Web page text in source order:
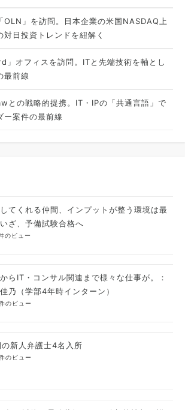
OLN」を訪問。日本企業の米国NASDAQ上
日投資トレンドを紐解く
」オフィスを訪問。ITと先端技術を軸とし
最前線
との戦略的提携。IT・IPの「共通言語」で
ー案件の最前線
てくれる仲間、インプットが整う環境は最
ざ、予備試験合格へ
のビュー
らIT・コンサル関連まで様々な仕事が。：
乃（学部4年時インターン）
のビュー
新人弁護士4名入所
のビュー